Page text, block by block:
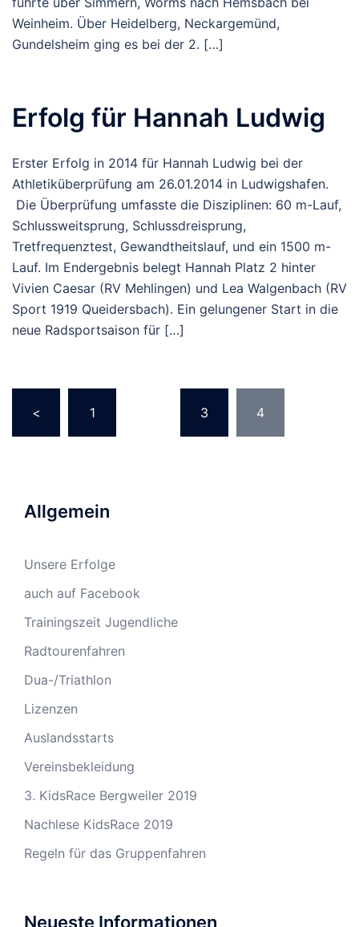
Weinheim. Über Heidelberg, Neckargemünd,
Gundelsheim ging es bei der 2. […]
Erfolg für Hannah Ludwig
Erster Erfolg in 2014 für Hannah Ludwig bei der
Athletiküberprüfung am 26.01.2014 in Ludwigshafen.
Die Überprüfung umfasste die Disziplinen: 60 m-Lauf,
Schlussweitsprung, Schlussdreisprung,
Tretfrequenztest, Gewandtheitslauf, und ein 1500 m-
Lauf. Im Endergebnis belegt Hannah Platz 2 hinter
Vivien Caesar (RV Mehlingen) und Lea Walgenbach (RV
Sport 1919 Queidersbach). Ein gelungener Start in die
neue Radsportsaison für […]
< 1 3 4
Allgemein
Unsere Erfolge
auch auf Facebook
Trainingszeit Jugendliche
Radtourenfahren
Dua-/Triathlon
Lizenzen
Auslandsstarts
Vereinsbekleidung
3. KidsRace Bergweiler 2019
Nachlese KidsRace 2019
Regeln für das Gruppenfahren
Neueste Informationen